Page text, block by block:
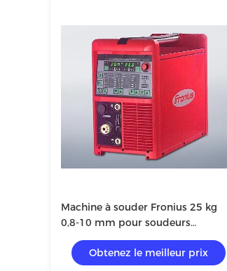
Machine à souder Fronius 25 kg
0,8-10 mm pour soudeurs
professionnels
Obtenez le meilleur prix